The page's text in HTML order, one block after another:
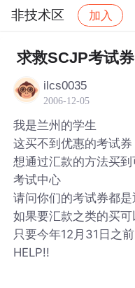
非技术区 加入
社区 非技术区
求救SCJP考试券
ilcs0035
2006-12-05
我是兰州的学生
这买不到优惠的考试券
想通过汇款的方法买
考试中心
请问你们的考试券都
如果要汇款之类的买
只要今年12月31日之
HELP!!